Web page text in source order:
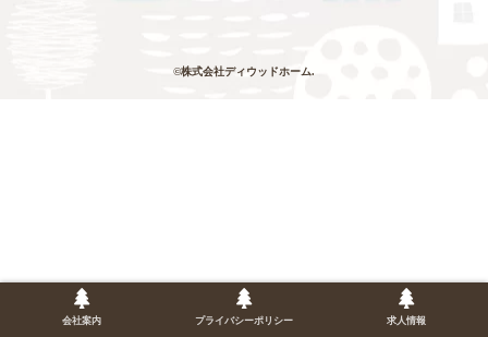
©株式会社ディウッドホーム.
会社案内 プライバシーポリシー 求人情報